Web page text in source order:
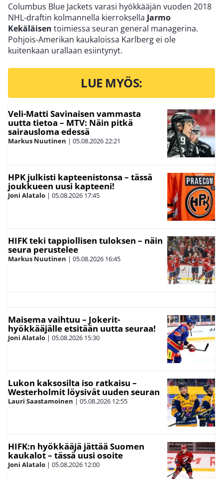
Columbus Blue Jackets varasi hyökkääjän vuoden 2018
NHL-draftin kolmannella kierroksella Jarmo
Kekäläisen toimiessa seuran general managerina.
Pohjois-Amerikan kaukaloissa Karlberg ei ole
kuitenkaan urallaan esiintynyt.
LUE MYÖS:
Veli-Matti Savinaisen vammasta
uutta tietoa – MTV: Näin pitkä
sairausloma edessä
Markus Nuutinen | 05.08.202622:21
HPK julkisti kapteenistonsa – tässä
joukkueen uusi kapteeni!
Joni Alatalo | 05.08.2026 17:45
HIFK teki tappiollisen tuloksen – näin
seura perustelee
Markus Nuutinen | 05.08.2026 16:45
Maisema vaihtuu – Jokerit-
hyökkääjälle etsitään uutta seuraa!
Joni Alatalo | 05.08.2026 15:30
Lukon kaksosilta iso ratkaisu –
Westerholmit löysivät uuden seuran
Lauri Saastamoinen | 05.08.2026 12:55
HIFK:n hyökkääjä jättää Suomen
kaukalot – tässä uusi osoite
Joni Alatalo | 05.08.2026 12:00